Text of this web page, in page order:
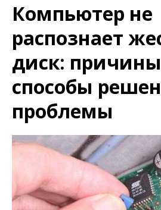
Компьютер не
распознает
диск:
способы
проблемы